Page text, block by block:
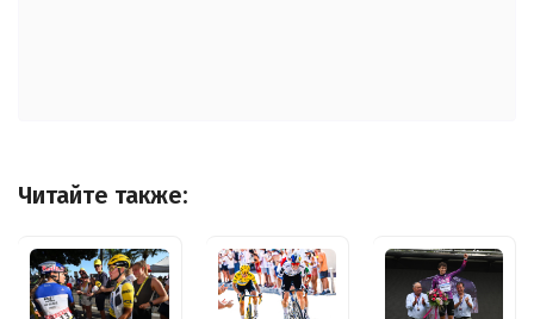
Читайте также: